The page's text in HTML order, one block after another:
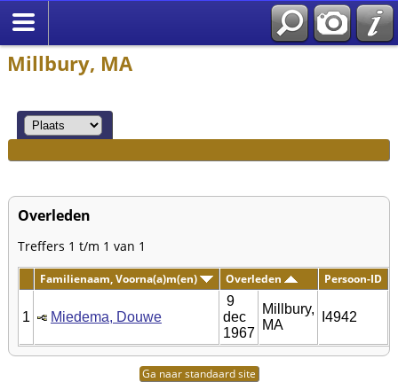
Millbury, MA
Overleden
Treffers 1 t/m 1 van 1
Familienaam, Voorna(a)m(en) Overleden Persoon-ID
1 Miedema, Douwe
9
dec
1967
Millbury,
MA
I4942
Ga naar standaard site